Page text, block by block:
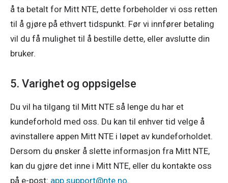
å ta betalt for Mitt NTE, dette forbeholder vi oss retten
til å gjøre på ethvert tidspunkt. Før vi innfører betaling
vil du få mulighet til å bestille dette, eller avslutte din
bruker.
5. Varighet og oppsigelse
Du vil ha tilgang til Mitt NTE så lenge du har et
kundeforhold med oss. Du kan til enhver tid velge å
avinstallere appen Mitt NTE i løpet av kundeforholdet.
Dersom du ønsker å slette informasjon fra Mitt NTE,
kan du gjøre det inne i Mitt NTE, eller du kontakte oss
på e-post: app.support@nte.no.